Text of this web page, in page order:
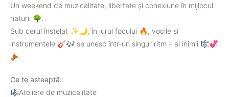
Un weekend de muzicalitate, libertate și conexiune în mijlocul
naturii 🌳.
Sub cerul înstelat ✨🌙, în jurul focului 🔥, vocile și
instrumentele 🎸🎶 se unesc într-un singur ritm – al inimii 🎼💞
🪘.
Ce te așteaptă:
🎼Ateliere de muzicalitate